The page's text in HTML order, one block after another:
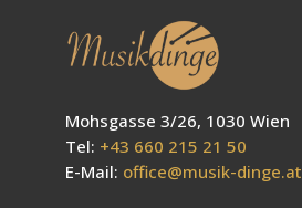
Mohsgasse 3/26, 1030 Wien
Tel: +43 660 215 21 50
E-Mail: office@musik-dinge.at